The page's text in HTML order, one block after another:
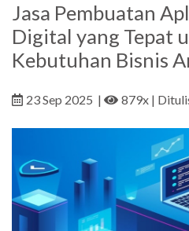
Jasa Pembuatan
Digital yang Tepat
Kebutuhan Bisnis
23 Sep 2025 | 879x |